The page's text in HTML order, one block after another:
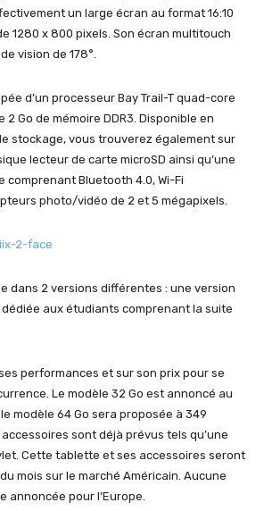
un large écran au format 16:10
1280 x 800 pixels. Son écran multitouch
vision de 178°.
d’un processeur Bay Trail-T quad-core
2 Go de mémoire DDR3. Disponible en
stockage, vous trouverez également sur
lecteur de carte microSD ainsi qu’une
comprenant Bluetooth 4.0, Wi-Fi
photo/vidéo de 2 et 5 mégapixels.
dans 2 versions différentes : une version
aux étudiants comprenant la suite
performances et sur son prix pour se
Le modèle 32 Go est annoncé au
modèle 64 Go sera proposée à 349
sont déjà prévus tels qu’une
Cette tablette et ses accessoires seront
mois sur le marché Américain. Aucune
annoncée pour l’Europe.